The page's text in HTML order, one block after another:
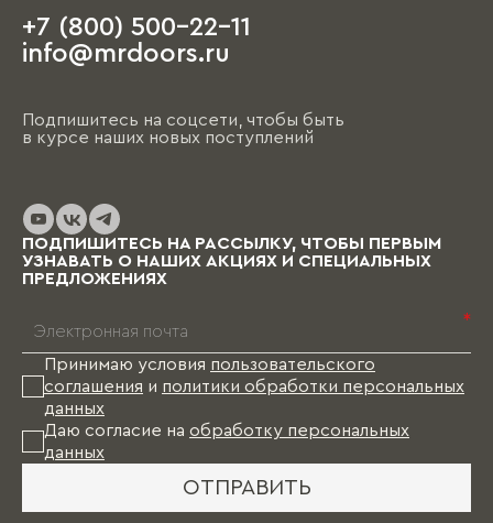
На этапе чистовой отделки дизайнер
выезжает на объект и предлагает вариант,
стен, напольные покрытия и т.д. При этом
необходимо помнить, что на отрисовку,
обсуждение и согласование проекта и на
выбранных материалов и коллекции), и какое-
то время Вам в этом случае придется пожить
без мебели.
+7 (800) 500-22-11
info@mrdoors.ru
Подпишитесь на соцсети, чтобы быть
в курсе наших новых поступлений
ПОДПИШИТЕСЬ НА РАССЫЛКУ, ЧТОБЫ ПЕРВЫМ
УЗНАВАТЬ О НАШИХ АКЦИЯХ И СПЕЦИАЛЬНЫХ
ПРЕДЛОЖЕНИЯХ
*
Принимаю условия пользовательского
соглашения и политики обработки персональных
данных
Даю согласие на обработку персональных
данных
ОТПРАВИТЬ